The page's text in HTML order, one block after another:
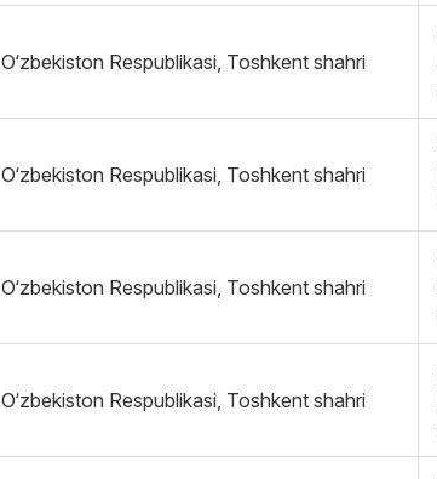
O‘zbekiston Respublikasi, Toshkent shahri
O‘zbekiston Respublikasi, Toshkent shahri
O‘zbekiston Respublikasi, Toshkent shahri
O‘zbekiston Respublikasi, Toshkent shahri